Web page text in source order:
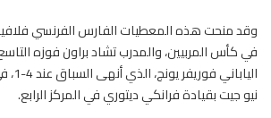
وقد منحت هذه المعطياتالفارسالفرنسي
في كأس المربيين، والمدرب تشاد براون فوزه
نيو جيت بقيادة فرانكي ديتوري في المركز الرابع.